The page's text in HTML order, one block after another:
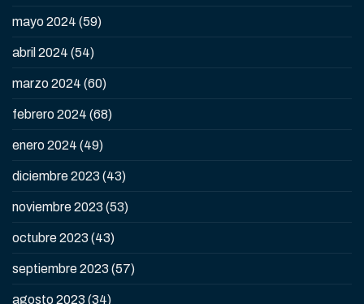
mayo 2024 (59)
abril 2024 (54)
marzo 2024 (60)
febrero 2024 (68)
enero 2024 (49)
diciembre 2023 (43)
noviembre 2023 (53)
octubre 2023 (43)
septiembre 2023 (57)
agosto 2023 (34)